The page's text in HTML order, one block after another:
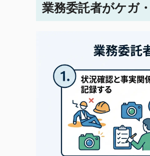
業務委託者がケガ